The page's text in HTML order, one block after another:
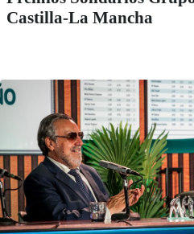
Castilla-La Mancha